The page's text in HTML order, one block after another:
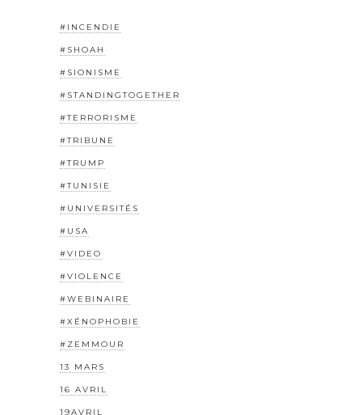
#INCENDIE
#SHOAH
#SIONISME
#STANDINGTOGETHER
#TERRORISME
#TRIBUNE
#TRUMP
#TUNISIE
#UNIVERSITÉS
#USA
#VIDEO
#VIOLENCE
#WEBINAIRE
#XÉNOPHOBIE
#ZEMMOUR
13 MARS
16 AVRIL
19AVRIL